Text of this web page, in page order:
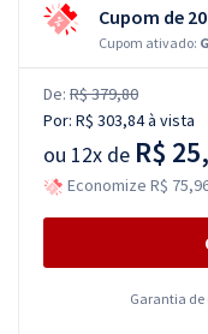
Cupom de
Cupom ativado:
De: R$ 379,80
Por: R$ 303,84à vista
ou 12x de R$
Economize R$
Garantia de